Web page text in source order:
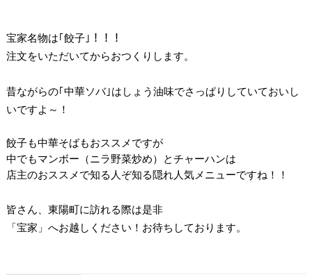
宝家名物は｢餃子｣！！！
注文をいただいてからおつくりします。
昔ながらの｢中華ソバ｣はしょう油味でさっぱりしていておいし
いですよ～！
餃子も中華そばもおススメですが
中でもマンボー（ニラ野菜炒め）とチャーハンは
店主のおススメで知る人ぞ知る隠れ人気メニューですね！！
皆さん、東陽町に訪れる際は是非
「宝家」へお越しください！お待ちしております。